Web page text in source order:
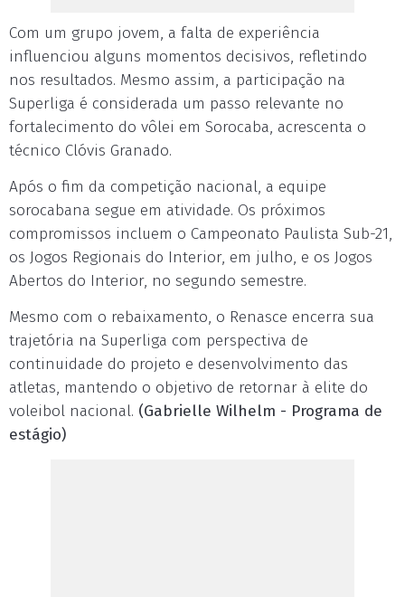
Com um grupo jovem, a falta de experiência
influenciou alguns momentos decisivos, refletindo
nos resultados. Mesmo assim, a participação na
Superliga é considerada um passo relevante no
fortalecimento do vôlei em Sorocaba, acrescenta o
técnico Clóvis Granado.
Após o fim da competição nacional, a equipe
sorocabana segue em atividade. Os próximos
compromissos incluem o Campeonato Paulista Sub-21,
os Jogos Regionais do Interior, em julho, e os Jogos
Abertos do Interior, no segundo semestre.
Mesmo com o rebaixamento, o Renasce encerra sua
trajetória na Superliga com perspectiva de
continuidade do projeto e desenvolvimento das
atletas, mantendo o objetivo de retornar à elite do
voleibol nacional. (Gabrielle Wilhelm - Programa de
estágio)